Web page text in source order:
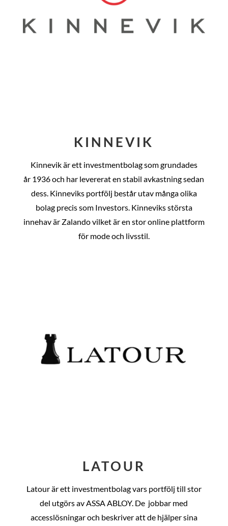
KINNEVIK
Kinnevik är ett investmentbolag som grundades
år 1936 och har levererat en stabil avkastning sedan
dess. Kinneviks portfölj består utav många olika
bolag precis som Investors. Kinneviks största
innehav är Zalando vilket är en stor online plattform
för mode och livsstil.
LATOUR
Latour är ett investmentbolag vars portfölj till stor
del utgörs av ASSA ABLOY. De jobbar med
accesslösningar och beskriver att de hjälper sina